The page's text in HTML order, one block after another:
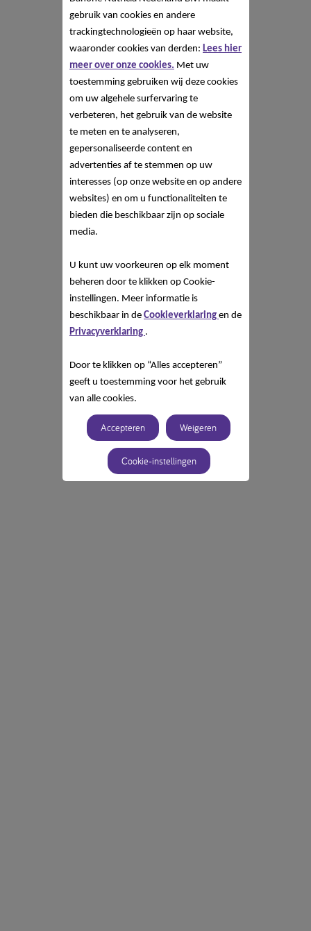
gebruik van cookies en andere
trackingtechnologieën op haar website,
waaronder cookies van derden: Lees hier
meer over onze cookies. Met uw
toestemming gebruiken wij deze cookies
om uw algehele surfervaring te
verbeteren, het gebruik van de website
te meten en te analyseren,
gepersonaliseerde content en
advertenties af te stemmen op uw
interesses (op onze website en op andere
websites) en om u functionaliteiten te
bieden die beschikbaar zijn op sociale
media.
U kunt uw voorkeuren op elk moment
beheren door te klikken op Cookie-
instellingen. Meer informatie is
beschikbaar in de Cookieverklaring en de
Privacyverklaring .
Door te klikken op “Alles accepteren”
geeft u toestemming voor het gebruik
van alle cookies.
Accepteren Weigeren
Cookie-instellingen